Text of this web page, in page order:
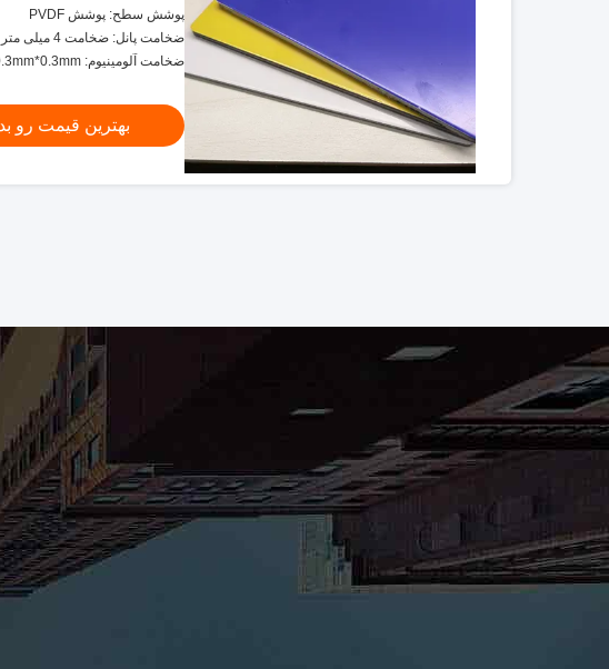
پوشش سطح: پوشش PVDF
ضخامت پانل: ضخامت 4 میلی متر
ضخامت آلومینیوم: 0.3mm*0.3mm
بهترین قیمت رو